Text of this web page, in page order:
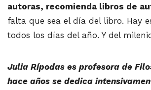
autoras, recomienda libros de
falta que sea el día del libro. Hay
todos los días del año. Y del
Julia Rípodas es profesora de
hace años se dedica